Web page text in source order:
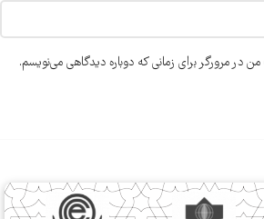
در مرورگر برای زمانی که دوباره دیدگاهی می‌نویسم.